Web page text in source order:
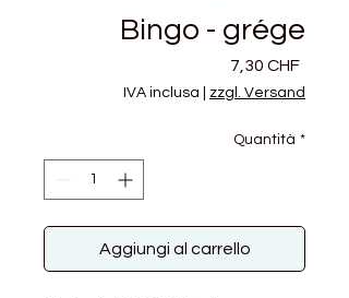
Bingo - grége
7,30 CHFPrezzo
IVA inclusa zzgl. Versand
Quantità *
Aggiungi al carrello